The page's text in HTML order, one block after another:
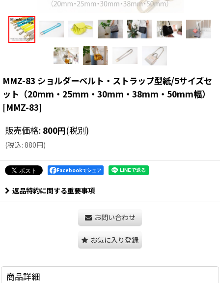
MMZ-83 ショルダーベルト・ストラップ型紙/5サイズセ
ット（20mm・25mm・30mm・38mm・50mm幅）
[MMZ-83]
販売価格: 800円(税別)
(税込: 880円)
Facebookでシェア
返品特約に関する重要事項
お問い合わせ
お気に入り登録
商品詳細